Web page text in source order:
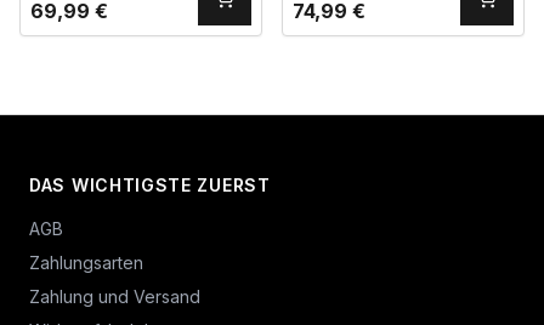
69,99 € 74,99 €
DAS WICHTIGSTE ZUERST
AGB
Zahlungsarten
Zahlung und Versand